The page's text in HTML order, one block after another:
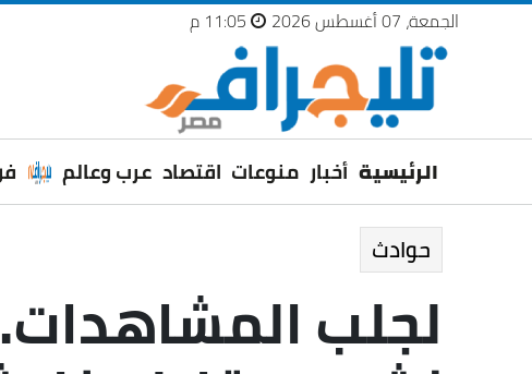
الجمعة، 07 أغسطس 2026
الرئيسية أخبار منوعات اقتصاد عرب وعالم
حوادث
لجلب